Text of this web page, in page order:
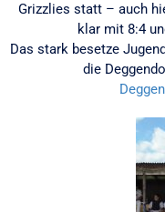
Grizzlies statt – auch
klar mit 8:4
Das stark besetze
die